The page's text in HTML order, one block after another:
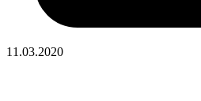
11.03.2020